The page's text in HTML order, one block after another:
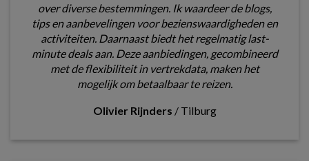
over diverse bestemmingen. Ik waardeer de blogs,
tips en aanbevelingen voor bezienswaardigheden en
activiteiten. Daarnaast biedt het regelmatig last-
minute deals aan. Deze aanbiedingen, gecombineerd
met de flexibiliteit in vertrekdata, maken het
mogelijk om betaalbaar te reizen.
Olivier Rijnders / Tilburg